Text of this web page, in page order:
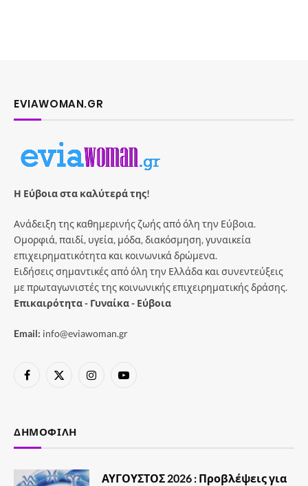
EVIAWOMAN.GR
Η Εύβοια στα καλύτερά της!
Ανάδειξη της καθημερινής ζωής από όλη την Εύβοια.
Ομορφιά, παιδί, υγεία, μόδα, διακόσμηση, γυναικεία
επιχειρηματικότητα και κοινωνικά δρώμενα.
Ειδήσεις σημαντικές από όλη την Ελλάδα και συνεντεύξεις
με πρωταγωνιστές της κοινωνικής επιχειρηματικής δράσης.
Επικαιρότητα - Γυναίκα - Εύβοια
Email: info@eviawoman.gr
Facebook
X
InstagramYouTube
ΔΗΜΟΦΙΛΉ
ΑΥΓΟΥΣΤΟΣ 2026 : Προβλέψεις για